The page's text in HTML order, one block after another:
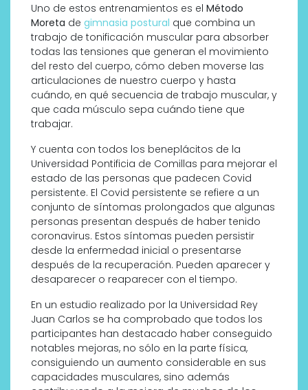
Uno de estos entrenamientos es el Método
Moreta de gimnasia postural que combina un
trabajo de tonificación muscular para absorber
todas las tensiones que generan el movimiento
del resto del cuerpo, cómo deben moverse las
articulaciones de nuestro cuerpo y hasta
cuándo, en qué secuencia de trabajo muscular, y
que cada músculo sepa cuándo tiene que
trabajar.
Y cuenta con todos los beneplácitos de la
Universidad Pontificia de Comillas para mejorar el
estado de las personas que padecen Covid
persistente. El Covid persistente se refiere a un
conjunto de síntomas prolongados que algunas
personas presentan después de haber tenido
coronavirus. Estos síntomas pueden persistir
desde la enfermedad inicial o presentarse
después de la recuperación. Pueden aparecer y
desaparecer o reaparecer con el tiempo.
En un estudio realizado por la Universidad Rey
Juan Carlos se ha comprobado que todos los
participantes han destacado haber conseguido
notables mejoras, no sólo en la parte física,
consiguiendo un aumento considerable en sus
capacidades musculares, sino además